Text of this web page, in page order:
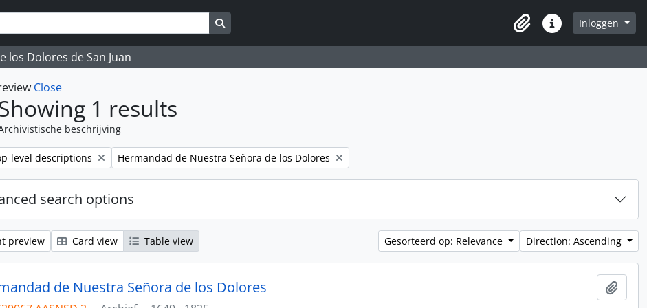
Search in browse page
ClipboardQuick linksInloggen
Dolores de San Juan
Close
1 results
beschrijving
filter:
level descriptions Remove filter:
Hermandad de Nuestra Señora de los Dolores
search options
preview Card view Table view Gesorteerd op: Relevance Direction: Ascending
de Nuestra Señora de los Dolores